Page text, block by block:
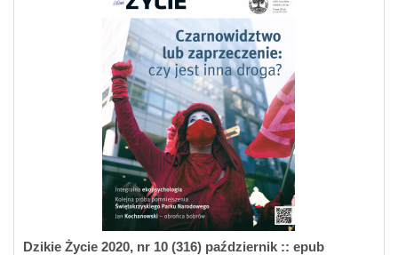
Dzikie Życie 2020, nr 10 (316) październik :: epub